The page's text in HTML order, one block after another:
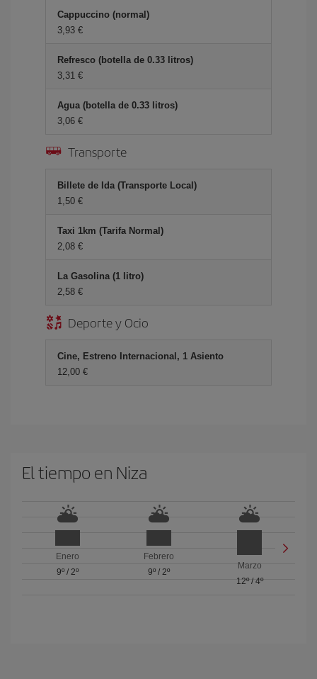
Cappuccino (normal)
3,93 €
Refresco (botella de 0.33 litros)
3,31 €
Agua (botella de 0.33 litros)
3,06 €
Transporte
Billete de Ida (Transporte Local)
1,50 €
Taxi 1km (Tarifa Normal)
2,08 €
La Gasolina (1 litro)
2,58 €
Deporte y Ocio
Cine, Estreno Internacional, 1 Asiento
12,00 €
El tiempo en Niza
Enero
9º/ 2º
Febrero
9º/ 2º
Marzo
12º/ 4º